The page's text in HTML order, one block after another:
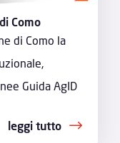
Como
di Como la
Guida AgID
leggi tutto